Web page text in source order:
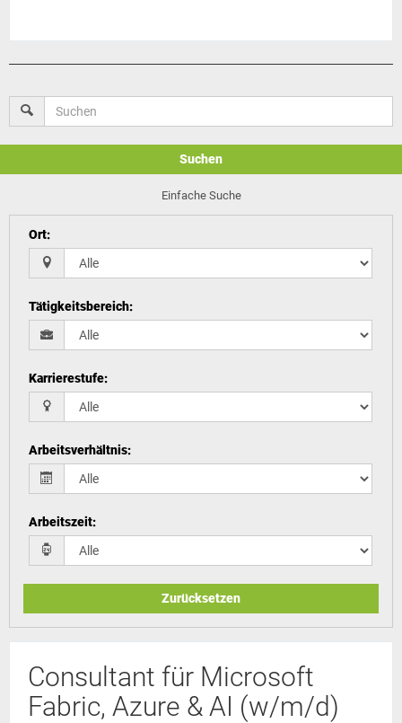
Suchen
Einfache Suche
Ort:
Tätigkeitsbereich:
Karrierestufe:
Arbeitsverhältnis:
Arbeitszeit:
Zurücksetzen
Consultant für Microsoft
Fabric, Azure & AI (w/m/d)